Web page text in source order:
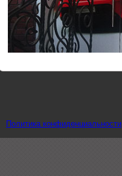
Политика конфиденциальности